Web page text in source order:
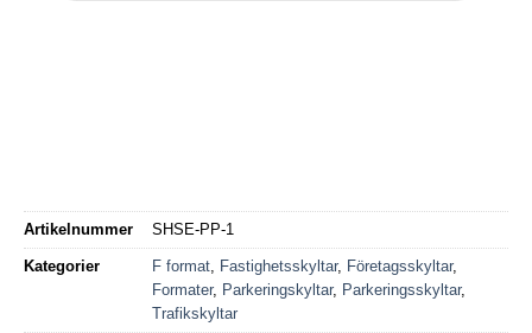
Artikelnummer SHSE-PP-1
Kategorier F format Fastighetsskyltar, Företagsskyltar,
Formater, Parkeringskyltar, Parkeringsskyltar,
Trafikskyltar